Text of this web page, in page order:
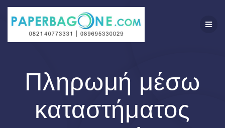
Skip
content
Πληρωμή μέσω
καταστήματος